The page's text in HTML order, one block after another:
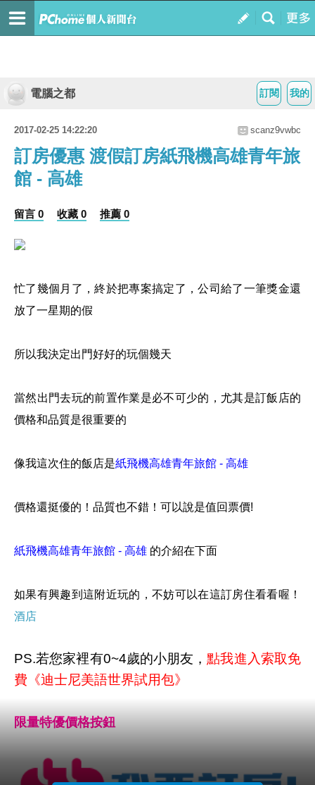
我的
訂閱
電腦之都
2017-02-25 14:22:20 scanz9vwbc
訂房優惠 渡假訂房紙飛機高雄青年旅
館 - 高雄
留言 0 收藏 0 推薦 0
忙了幾個月了，終於把專案搞定了，公司給了一筆獎金還
放了一星期的假
所以我決定出門好好的玩個幾天
當然出門去玩的前置作業是必不可少的，尤其是訂飯店的
價格和品質是很重要的
像我這次住的飯店是紙飛機高雄青年旅館 - 高雄
價格還挺優的！品質也不錯！可以說是值回票價!
紙飛機高雄青年旅館 - 高雄 的介紹在下面
如果有興趣到這附近玩的，不妨可以在這訂房住看看喔！
酒店
PS.若您家裡有0~4歲的小朋友，點我進入索取免
費《迪士尼美語世界試用包》
限量特優價格按鈕